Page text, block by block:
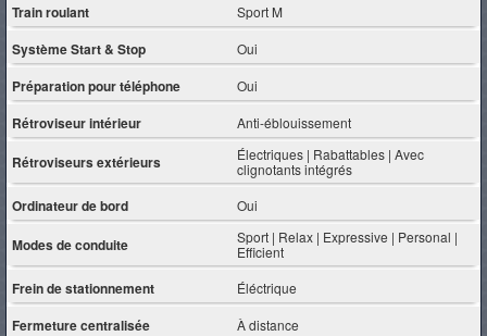
Train roulant Sport M
Système Start & Stop Oui
Préparation pour téléphone Oui
Rétroviseur intérieur Anti-éblouissement
Rétroviseurs extérieurs
Électriques | Rabattables | Avec
clignotants intégrés
Ordinateur de bord Oui
Modes de conduite
Sport | Relax | Expressive | Personal |
Efficient
Frein de stationnement Éléctrique
Fermeture centralisée À distance